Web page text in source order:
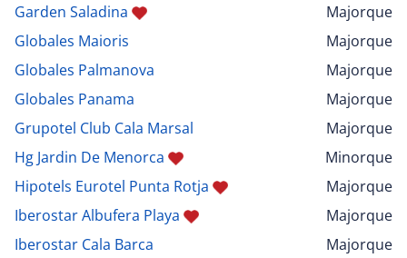
Garden Saladina
Majorque
Globales Maioris
Majorque
Globales Palmanova
Majorque
Globales Panama
Majorque
Grupotel Club Cala Marsal
Majorque
Hg Jardin De Menorca
Minorque
Hipotels Eurotel Punta Rotja
Majorque
Iberostar Albufera Playa
Majorque
Iberostar Cala Barca
Majorque